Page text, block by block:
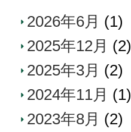
2026年6月 (1)
2025年12月 (2)
2025年3月 (2)
2024年11月 (1)
2023年8月 (2)